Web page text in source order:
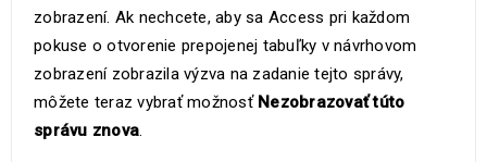
zobrazení. Ak nechcete, aby sa Access pri každom
pokuse o otvorenie prepojenej tabuľky v návrhovom
zobrazení zobrazila výzva na zadanie tejto správy,
môžete teraz vybrať možnosť Nezobrazovať túto
správu znova.